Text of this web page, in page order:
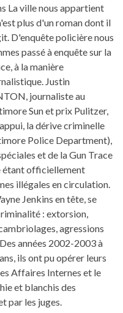
La ville nous appartient
plus d'un roman dont il
D'enquête policière nous
passé à enquête sur la
à la manière
Justin
journaliste au
Sun et prix Pulitzer,
la dérive criminelle
Police Department),
et de la Gun Trace
étant officiellement
illégales en circulation.
Jenkins en tête, se
: extorsion,
agressions
années 2002-2003 à
ils ont pu opérer leurs
Affaires Internes et le
et blanchis des
par les juges.